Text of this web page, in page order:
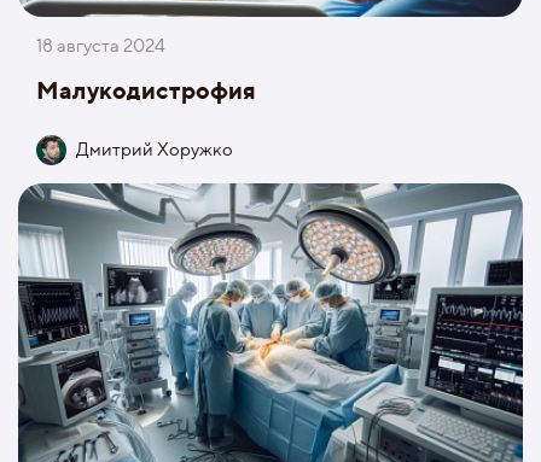
18 августа 2024
Малукодистрофия
Дмитрий Хоружко